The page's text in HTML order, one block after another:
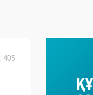
405